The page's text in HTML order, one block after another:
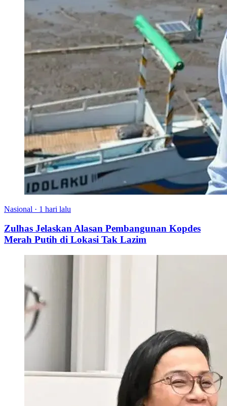
Nasional · 1 hari lalu
Zulhas Jelaskan Alasan Pembangunan Kopdes
Merah Putih di Lokasi Tak Lazim